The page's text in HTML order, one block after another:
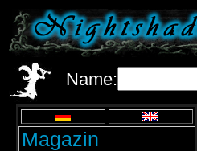
Name:
Magazin